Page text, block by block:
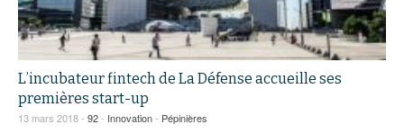
L’incubateur fintech de La Défense accueille ses
premières start-up
13 mars 2018 - 92- Innovation- Pépinières